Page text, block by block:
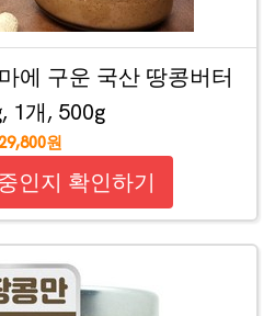
에 구운 국산 땅콩버터
1개, 500g
원
인지 확인하기